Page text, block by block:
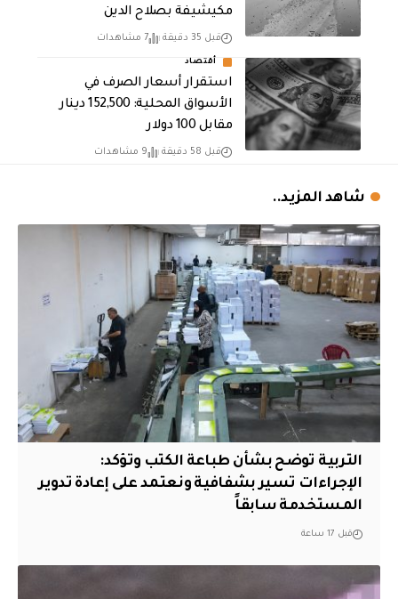
مكيشيفة بصلاح الدين
قبل 35 دقيقة 7 مشاهدات
أقتصاد
استقرار أسعار الصرف في
الأسواق المحلية: 152,500 دينار
مقابل 100 دولار
قبل 58 دقيقة 9 مشاهدات
شاهد المزيد..
التربية توضح بشأن طباعة الكتب وتؤكد:
الإجراءات تسير بشفافية ونعتمد على إعادة تدوير
المستخدمة سابقاً
قبل 17 ساعة